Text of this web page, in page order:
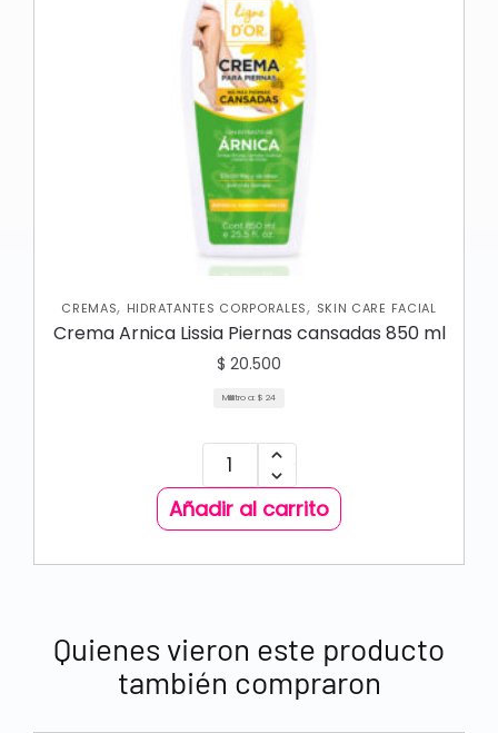
CREMAS, HIDRATANTES CORPORALES, SKIN CARE FACIAL
Crema Arnica Lissia Piernas cansadas 850 ml
$ 20.500
Mililitro a: $ 24
Añadir al carrito
Quienes vieron este producto
también compraron